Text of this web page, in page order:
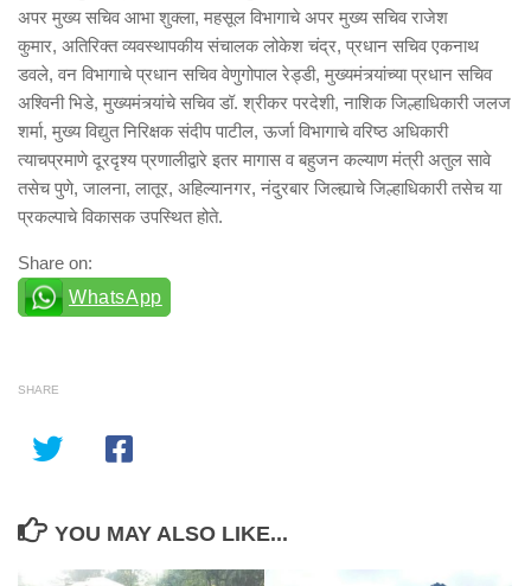
अपर मुख्य सचिव आभा शुक्ला, महसूल विभागाचे अपर मुख्य सचिव राजेश
कुमार, अतिरिक्त व्यवस्थापकीय संचालक लोकेश चंद्र, प्रधान सचिव एकनाथ
डवले, वन विभागाचे प्रधान सचिव वेणुगोपाल रेड्डी, मुख्यमंत्र्यांच्या प्रधान सचिव
अश्विनी भिडे, मुख्यमंत्र्यांचेसचिव डॉ. श्रीकर परदेशी, नाशिक जिल्हाधिकारी जलज
शर्मा, मुख्य विद्युत निरिक्षक संदीप पाटील, ऊर्जा विभागाचे वरिष्ठ अधिकारी
त्याचप्रमाणे दूरदृश्य प्रणालीद्वारे इतर मागास व बहुजन कल्याण मंत्री अतुल सावे
तसेच पुणे, जालना, लातूर, अहिल्यानगर, नंदुरबार जिल्ह्याचे जिल्हाधिकारी तसेच या
प्रकल्पाचे विकासक उपस्थित होते.
Share on:
WhatsApp
SHARE
YOU MAY ALSO LIKE...